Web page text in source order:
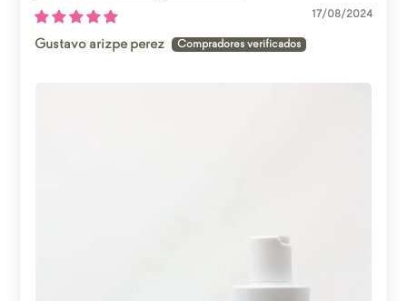
17/08/2024
Gustavo arizpe perez